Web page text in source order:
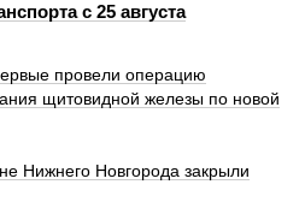
с 25 августа
провели операцию
щитовидной железы по новой
Нижнего Новгорода закрыли